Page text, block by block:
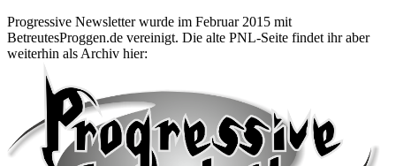
Progressive Newsletter wurde im Februar 2015 mit
BetreutesProggen.de vereinigt. Die alte PNL-Seite findet ihr aber
weiterhin als Archiv hier: